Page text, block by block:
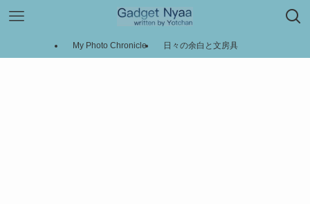
My Photo Chronicle 日々の余白と文房具